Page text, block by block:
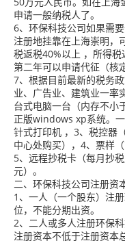
申请一般纳税人了。
6、环保科技公司如果需
注册地挂靠在上海崇明，
税返税40%以上 ，所得
第二年可以申请代征（核
7、根据目前最新的税务
业、广告业、建筑业一率
台式电脑一台（内存不小
正版windows xp系统。
针式打印机 ，3、税控器
中心处购买），4、票样
5、远程抄税卡（每月抄
元）。
二、环保科技公司注册资
1、一人（一个股东）注
位，不能分期出资。
2、二人或多人注册环保
注册资本不低于注册资本